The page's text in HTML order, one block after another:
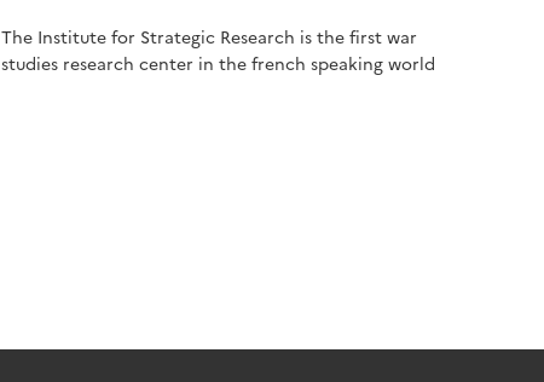
The Institute for Strategic Research is the first war
studies research center in the french speaking world